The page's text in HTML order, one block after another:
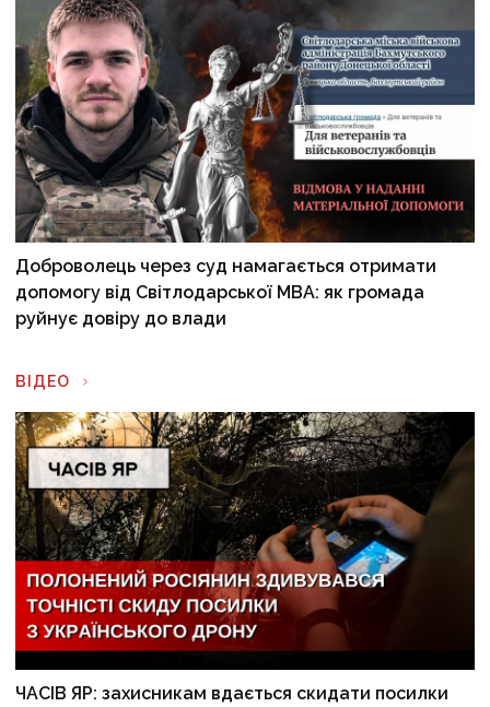
Доброволець через суд намагається отримати
допомогу від Світлодарської МВА: як громада
руйнує довіру до влади
ВІДЕО
ЧАСІВ ЯР: захисникам вдається скидати посилки